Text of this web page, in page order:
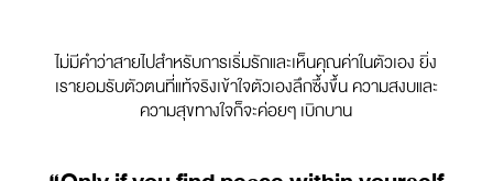
ไม่มีคำว่าสายไปสำหรับการเริ่มรักและเห็นคุณค่าในตัวเอง ยิ่ง
เรายอมรับตัวตนที่แท้จริงเข้าใจตัวเองลึกซึ้งขึ้น ความสงบและ
ความสุขทางใจก็จะค่อยๆ เบิกบาน